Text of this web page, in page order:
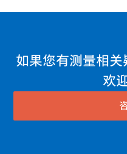
如果您有测量相关
欢